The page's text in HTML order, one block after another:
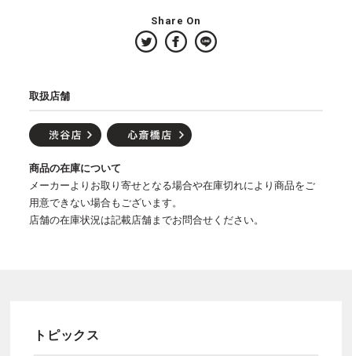
Share On
取扱店舗
商品の在庫について
メーカーよりお取り寄せとなる場合や在庫切れにより商品をご
用意できない場合もございます。
店舗の在庫状況は記載店舗までお問合せください。
トピックス